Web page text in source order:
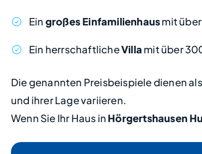
Ein großes Einfamilienhausmit
Ein herrschaftlicheVilla mit über
Die genannten Preisbeispiele dienen
und ihrer Lage variieren.
Wenn Sie Ihr Haus in Hörgertshausen